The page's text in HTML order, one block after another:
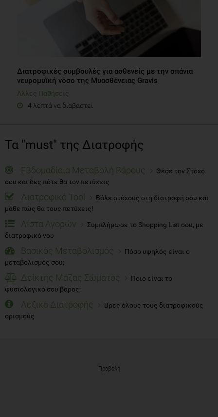
Διατροφικές συμβουλές για ασθενείς με την σπάνια
νευρομυϊκή νόσο της Μυασθένειας Gravis
Άλλες Παθήσεις
4 λεπτά να διαβαστεί
Τα "must" της Διατροφής
Εβδομαδίαια Μεταβολή Βάρους
Θέσε τον Στόχο
σου και δες πότε θα τον πετύχεις
Διατροφικό Tool
Βάλε στόχους στη διατροφή σου και
μάθε πώς θα τους πετύχεις!
Λίστα Αγορών
Συμπλήρωσε το Shopping List σου, με
διατροφικό νου
Βασικός Μεταβολισμός
Πόσο υψηλός είναι ο
μεταβολισμός σου;
Δείκτης Μάζας Σώματος
Ποιο είναι το
φυσιολογικό σου βάρος;
Λεξικό Διατροφής
Βρες όλους τους διατροφικούς
ορισμούς
Προβολή